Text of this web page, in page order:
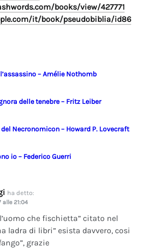
books/view/427771
it/book/pseudobiblia/id86
– Amélie Nothomb
delle tenebre – Fritz Leiber
Necronomicon – Howard P. Lovecraft
io – Federico Guerri
ha detto:
alle 21:04
che fischietta” citato nel
ladra di libri” esista davvero, cosi
grazie